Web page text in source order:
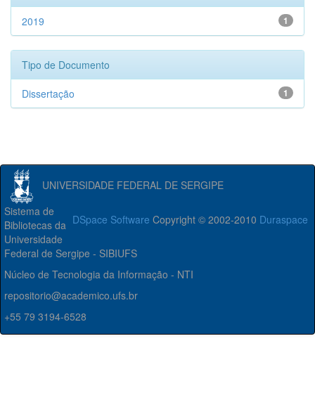
1
2019
Tipo de Documento
1
Dissertação
UNIVERSIDADE FEDERAL DE SERGIPE
DSpace Software Copyright © 2002-2010 Duraspace
Sistema de
Bibliotecas da
Universidade
Federal de Sergipe - SIBIUFS
Núcleo de Tecnologia da Informação - NTI
repositorio@academico.ufs.br
+55 79 3194-6528